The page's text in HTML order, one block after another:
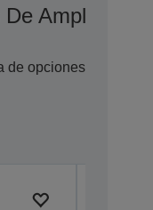
De Ampliación
de opciones